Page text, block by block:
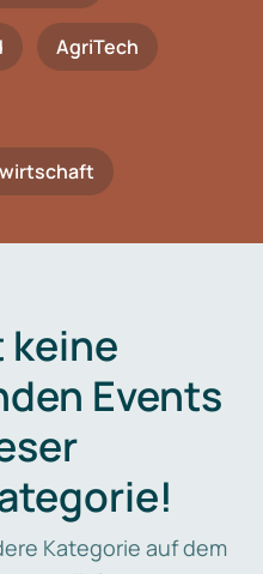
AgriTech
keine
Events
Kategorie auf dem